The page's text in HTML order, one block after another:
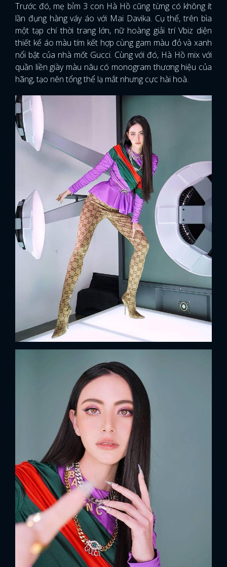
ĐĂNG NHẬP
Trước đó, mẹ bỉm 3 con Hà Hồ cũng từng có không ít
lần đụng hàng váy áo với Mai Davika. Cụ thể, trên bìa
một tạp chí thời trang lớn, nữ hoàng giải trí Vbiz diện
thiết kế áo màu tím kết hợp cùng gam màu đỏ và xanh
nổi bật của nhà mốt Gucci. Cùng với đó, Hà Hồ mix với
quần liền giày màu nâu có monogram thương hiệu của
hãng, tạo nên tổng thể lạ mắt nhưng cực hài hoà.